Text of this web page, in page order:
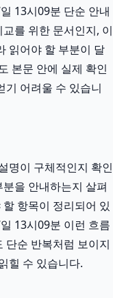
13시09분 단순 안내
를 위한 문서인지, 이
읽어야 할 부분이 달
본문 안에 실제 확인
기 어려울 수 있습니
명이 구체적인지 확인
을 안내하는지 살펴
항목이 정리되어 있
13시09분 이런 흐름
단순 반복처럼 보이지
힐 수 있습니다.